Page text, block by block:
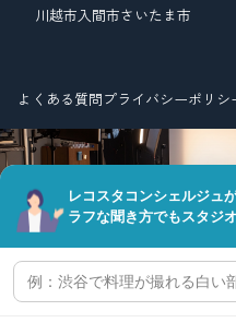
川越市入間市さいたま市
よくある質問プライバシーポリシ
© Copyright FIELD
レコスタコンシェルジュ
ラフな聞き方でもスタジ